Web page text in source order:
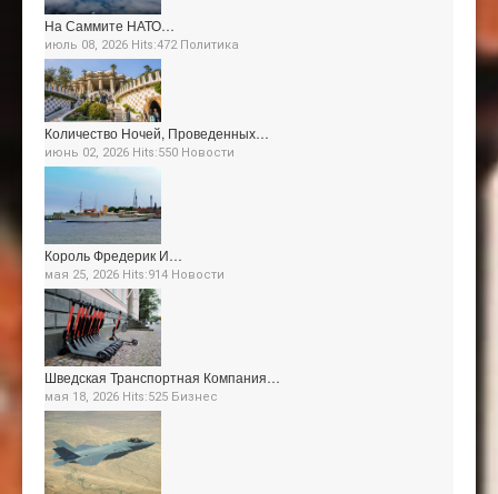
На Саммите НАТО…
июль 08, 2026 Hits:472 Политика
Количество Ночей, Проведенных…
июнь 02, 2026 Hits:550 Новости
Король Фредерик И…
мая 25, 2026 Hits:914 Новости
Шведская Транспортная Компания…
мая 18, 2026 Hits:525 Бизнес